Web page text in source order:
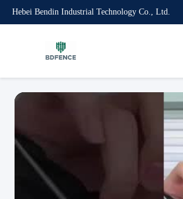
Hebei Bendin Industrial Technology Co., Ltd.